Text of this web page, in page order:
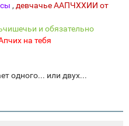
, девчачье ААПЧХХИИ от
и обязательно
на тебя
одного... или двух...